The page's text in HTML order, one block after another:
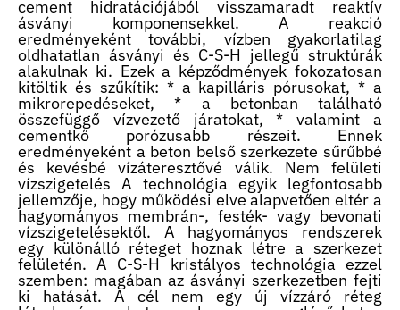
cement hidratációjából visszamaradt reaktív
ásványi komponensekkel. A reakció
eredményeként további, vízben gyakorlatilag
oldhatatlan ásványi és C-S-H jellegű struktúrák
alakulnak ki. Ezek a képződmények fokozatosan
kitöltik és szűkítik: * a kapilláris pórusokat, * a
mikrorepedéseket, * a betonban található
összefüggő vízvezető járatokat, * valamint a
cementkő porózusabb részeit. Ennek
eredményeként a beton belső szerkezete sűrűbbé
és kevésbé vízáteresztővé válik. Nem felületi
vízszigetelés A technológia egyik legfontosabb
jellemzője, hogy működési elve alapvetően eltér a
hagyományos membrán-, festék- vagy bevonati
vízszigetelésektől. A hagyományos rendszerek
egy különálló réteget hoznak létre a szerkezet
felületén. A C-S-H kristályos technológia ezzel
szemben: magában az ásványi szerkezetben fejti
ki hatását. A cél nem egy új vízzáró réteg